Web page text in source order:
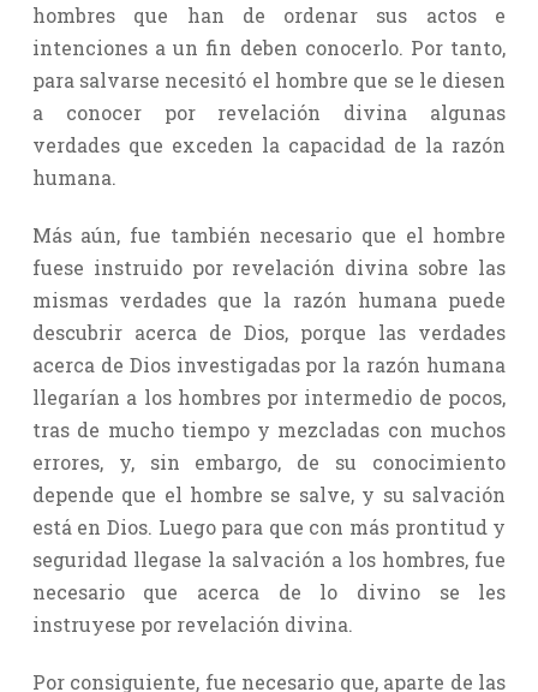
hombres que han de ordenar sus actos e
intenciones a un fin deben conocerlo. Por tanto,
para salvarse necesitó el hombre que se le diesen
a conocer por revelación divina algunas
verdades que exceden la capacidad de la razón
humana.
Más aún, fue también necesario que el hombre
fuese instruido por revelación divina sobre las
mismas verdades que la razón humana puede
descubrir acerca de Dios, porque las verdades
acerca de Dios investigadas por la razón humana
llegarían a los hombres por intermedio de pocos,
tras de mucho tiempo y mezcladas con muchos
errores, y, sin embargo, de su conocimiento
depende que el hombre se salve, y su salvación
está en Dios. Luego para que con más prontitud y
seguridad llegase la salvación a los hombres, fue
necesario que acerca de lo divino se les
instruyese por revelación divina.
Por consiguiente, fue necesario que, aparte de las